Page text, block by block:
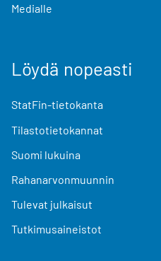
Medialle
Löydä nopeasti
StatFin-tietokanta
Tilastotietokannat
Suomi lukuina
Rahanarvonmuunnin
Tulevat julkaisut
Tutkimusaineistot